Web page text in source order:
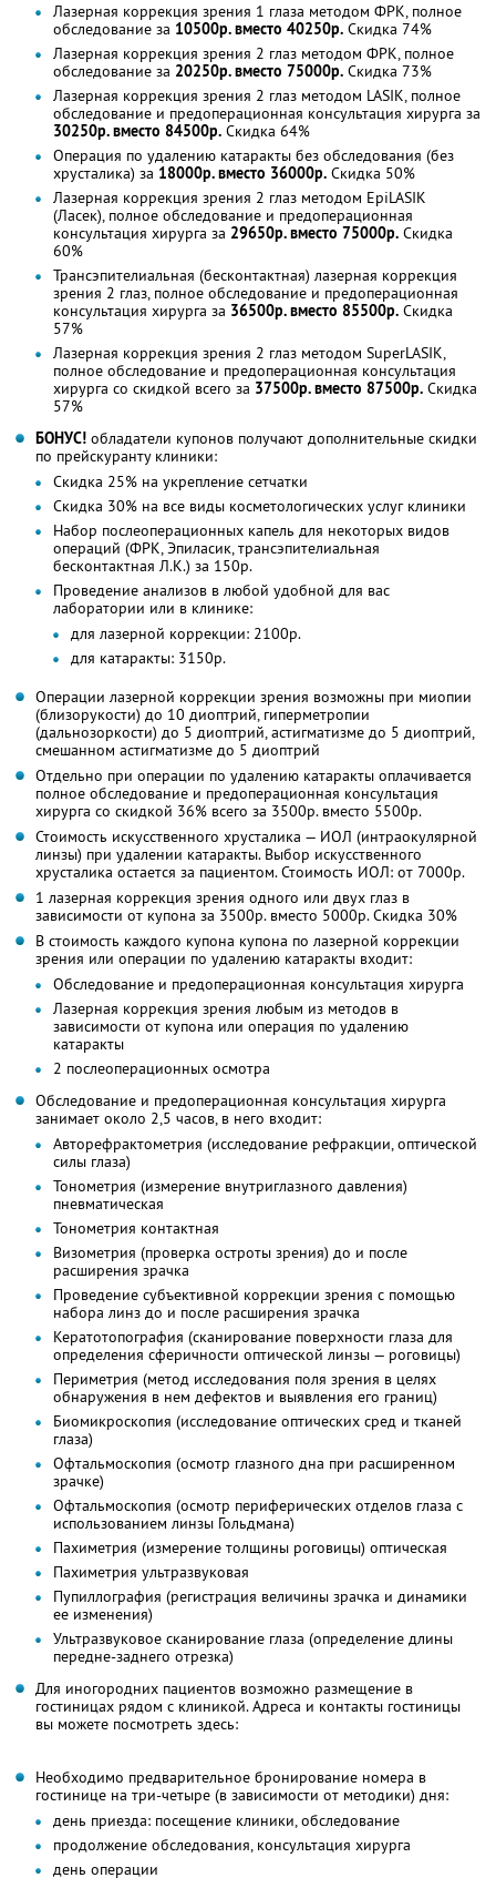
Лазерная коррекция зрения 1 глаза методом ФРК, полное
обследование за 10500р. вместо 40250р. Скидка 74%
Лазерная коррекция зрения 2 глаз методом ФРК, полное
обследование за 20250р. вместо 75000р. Скидка 73%
Лазерная коррекция зрения 2 глаз методом LASIK, полное
обследование и предоперационная консультация хирурга за
30250р. вместо 84500р. Скидка 64%
Операция по удалению катаракты без обследования (без
хрусталика) за 18000р. вместо 36000р. Скидка 50%
Лазерная коррекция зрения 2 глаз методом EpiLASIK
(Ласек), полное обследование и предоперационная
консультация хирурга за 29650р. вместо 75000р. Скидка
60%
Трансэпителиальная (бесконтактная) лазерная коррекция
зрения 2 глаз, полное обследование и предоперационная
консультация хирурга за 36500р. вместо 85500р. Скидка
57%
Лазерная коррекция зрения 2 глаз методом SuperLASIK,
полное обследование и предоперационная консультация
хирурга со скидкой всего за 37500р. вместо 87500р. Скидка
57%
БОНУС! обладатели купонов получают дополнительные скидки
по прейскуранту клиники:
Скидка 25% на укрепление сетчатки
Скидка 30% на все виды косметологических услуг клиники
Набор послеоперационных капель для некоторых видов
операций (ФРК, Эпиласик, трансэпителиальная
бесконтактная Л.К.) за 150р.
Проведение анализов в любой удобной для вас
лаборатории или в клинике:
для лазерной коррекции: 2100р.
для катаракты: 3150р.
Операции лазерной коррекции зрения возможны при миопии
(близорукости) до 10 диоптрий, гиперметропии
(дальнозоркости) до 5 диоптрий, астигматизме до 5 диоптрий,
смешанном астигматизме до 5 диоптрий
Отдельно при операции по удалению катаракты оплачивается
полное обследование и предоперационная консультация
хирурга со скидкой 36% всего за 3500р. вместо 5500р.
Стоимость искусственного хрусталика — ИОЛ (интраокулярной
линзы) при удалении катаракты. Выбор искусственного
хрусталика остается за пациентом. Стоимость ИОЛ: от 7000р.
1 лазерная коррекция зрения одного или двух глаз в
зависимости от купона за 3500р. вместо 5000р. Скидка 30%
В стоимость каждого купона купона по лазерной коррекции
зрения или операции по удалению катаракты входит:
Обследование и предоперационная консультация хирурга
Лазерная коррекция зрения любым из методов в
зависимости от купона или операция по удалению
катаракты
2 послеоперационных осмотра
Обследование и предоперационная консультация хирурга
занимает около 2,5 часов, в него входит:
Авторефрактометрия (исследование рефракции, оптической
силы глаза)
Тонометрия (измерение внутриглазного давления)
пневматическая
Тонометрия контактная
Визометрия (проверка остроты зрения) до и после
расширения зрачка
Проведение субъективной коррекции зрения с помощью
набора линз до и после расширения зрачка
Кератотопография (сканирование поверхности глаза для
определения сферичности оптической линзы — роговицы)
Периметрия (метод исследования поля зрения в целях
обнаружения в нем дефектов и выявления его границ)
Биомикроскопия (исследование оптических сред и тканей
глаза)
Офтальмоскопия (осмотр глазного дна при расширенном
зрачке)
Офтальмоскопия (осмотр периферических отделов глаза с
использованием линзы Гольдмана)
Пахиметрия (измерение толщины роговицы) оптическая
Пахиметрия ультразвуковая
Пупиллография (регистрация величины зрачка и динамики
ее изменения)
Ультразвуковое сканирование глаза (определение длины
передне-заднего отрезка)
Для иногородних пациентов возможно размещение в
гостиницах рядом с клиникой. Адреса и контакты гостиницы
вы можете посмотреть здесь:
Необходимо предварительное бронирование номера в
гостинице на три-четыре (в зависимости от методики) дня:
день приезда: посещение клиники, обследование
продолжение обследования, консультация хирурга
день операции